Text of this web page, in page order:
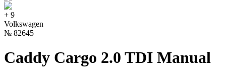
+ 9
Volkswagen
№ 82645
Caddy Cargo 2.0 TDI Manual